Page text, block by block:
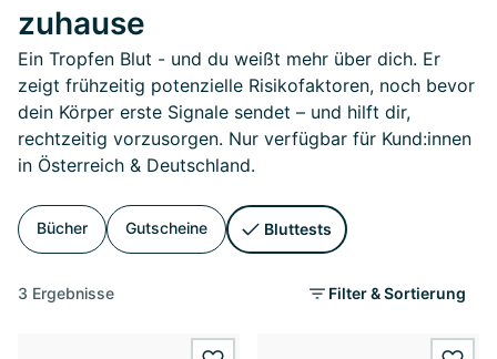
zuhause
Ein Tropfen Blut - und du weißt mehr über dich. Er
zeigt frühzeitig potenzielle Risikofaktoren, noch bevor
dein Körper erste Signale sendet – und hilft dir,
rechtzeitig vorzusorgen. Nur verfügbar für Kund:innen
in Österreich & Deutschland.
Bücher Gutscheine Bluttests
3 Ergebnisse Filter & Sortierung